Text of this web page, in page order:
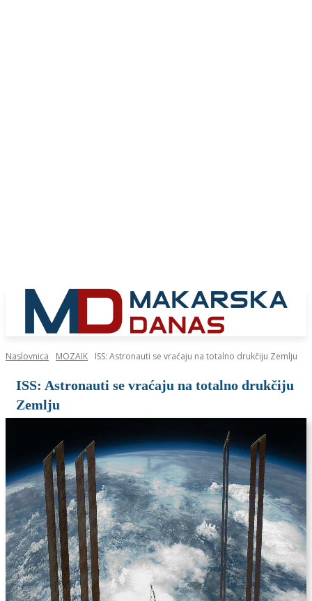
Naslovnica MOZAIK ISS: Astronauti se vraćaju na totalno drukčiju Zemlju
ISS: Astronauti se vraćaju na totalno drukčiju
Zemlju